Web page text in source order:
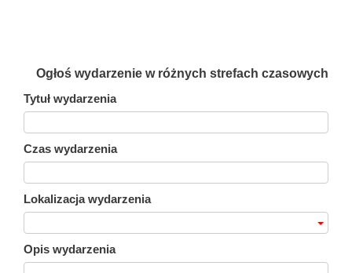
Ogłoś wydarzenie w różnych strefach czasowych
Tytuł wydarzenia
Czas wydarzenia
Lokalizacja wydarzenia
Opis wydarzenia